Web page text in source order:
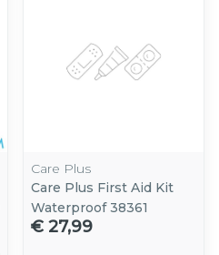
Care Plus
Care Plus First Aid Kit
Waterproof 38361
€ 27,99